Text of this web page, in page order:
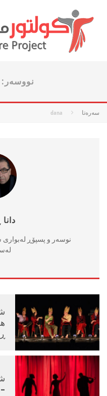
نووسه‌ر:
سه‌ره‌تا dana
نوسه‌ر و پسپۆڕ